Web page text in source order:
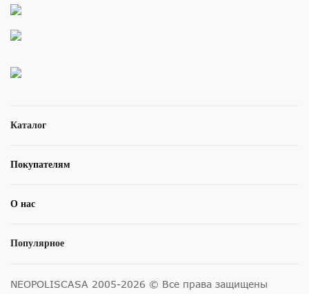
Каталог
Покупателям
О нас
Популярное
NEOPOLISCASA 2005-2026 © Все права защищены